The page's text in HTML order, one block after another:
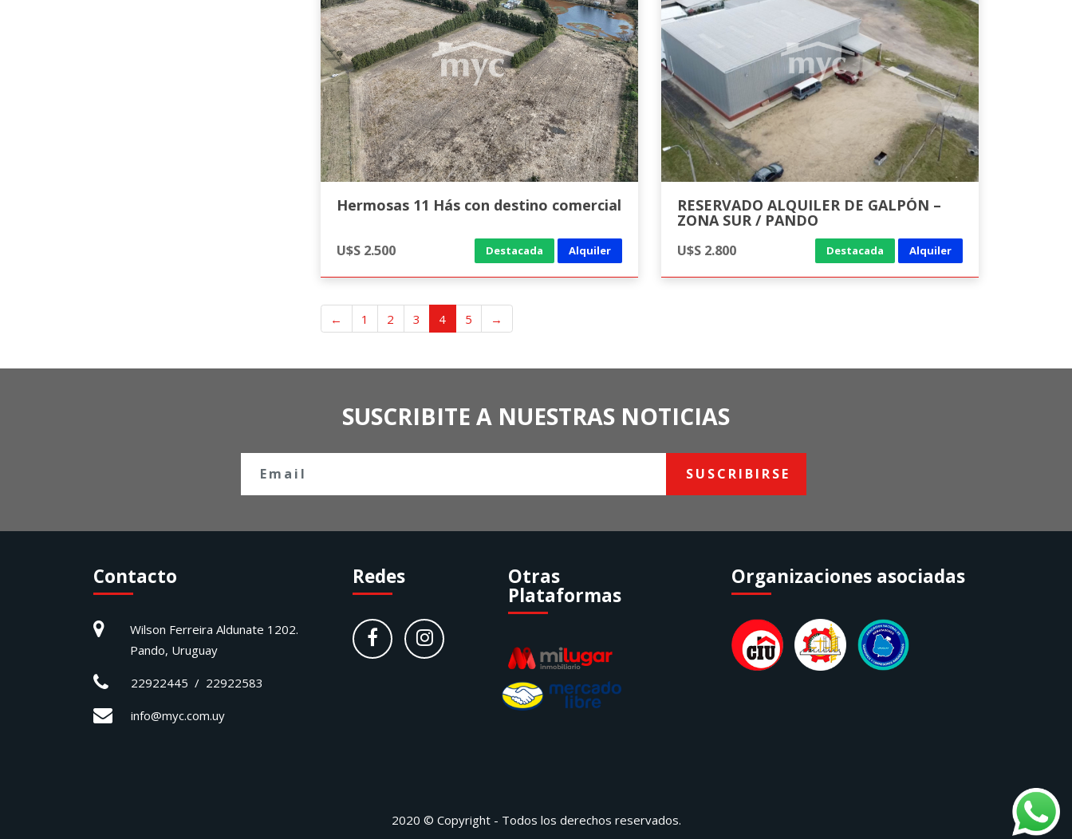
Hermosas 11 Hás con destino comercial
U$S 2.500 Destacada Alquiler
RESERVADO ALQUILER DE GALPÓN –
ZONA SUR / PANDO
U$S 2.800 Destacada Alquiler
← 1 2 3 4 5 →
SUSCRIBITE A NUESTRAS NOTICIAS
SUSCRIBIRSE
Contacto
Wilson Ferreira Aldunate 1202.
Pando, Uruguay
22922445 / 22922583
info@myc.com.uy
Redes Otras
Plataformas
Organizaciones asociadas
2020 © Copyright - Todos los derechos reservados.